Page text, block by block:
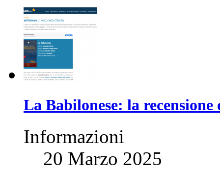
La Babilonese: la
Informazioni
20 Marzo 2025